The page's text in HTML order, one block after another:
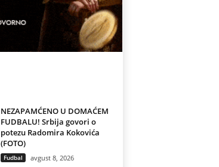
NEZAPAMĆENO U DOMAĆEM
FUDBALU! Srbija govori o
potezu Radomira Kokovića
(FOTO)
Fudbal avgust 8, 2026